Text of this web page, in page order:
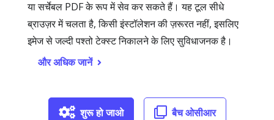
या सर्चेबल PDF के रूप में सेव कर सकते हैं। यह टूल सीधे
ब्राउज़र में चलता है, किसी इंस्टॉलेशन की ज़रूरत नहीं, इसलिए
इमेज से जल्दी पश्तो टेक्स्ट निकालने के लिए सुविधाजनक है।
और अधिक जानें
शुरू हो जाओ बैच ओसीआर